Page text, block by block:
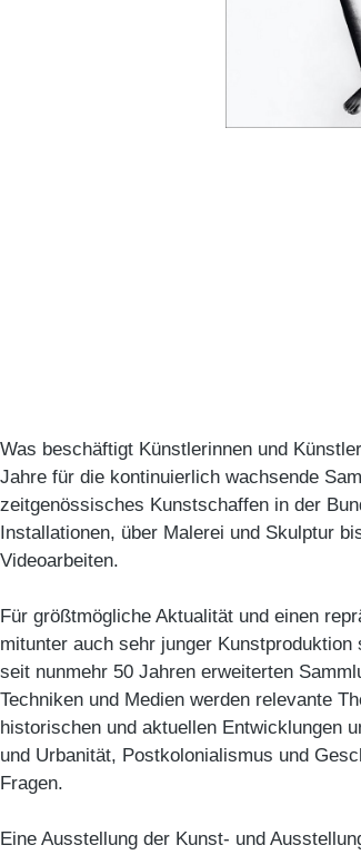
Was beschäftigt Künstlerinnen und
Jahre für die kontinuierlich wachsende
zeitgenössisches Kunstschaffen in der
Installationen, über Malerei und Skulptur
Videoarbeiten.
Für größtmögliche Aktualität und einen
mitunter auch sehr junger
seit nunmehr 50 Jahren erweiterten
Techniken und Medien werden relevante
historischen und aktuellen Entwicklungen
und Urbanität, Postkolonialismus und
Fragen.
Eine Ausstellung der Kunst- und